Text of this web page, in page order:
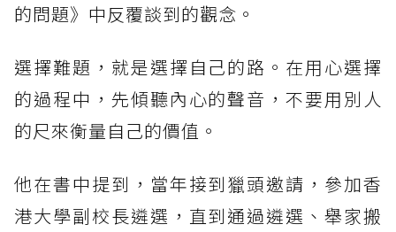
的問題》中反覆談到的觀念。
選擇難題，就是選擇自己的路。在用心選擇
的過程中，先傾聽內心的聲音，不要用別人
的尺來衡量自己的價值。
他在書中提到，當年接到獵頭邀請，參加香
港大學副校長遴選，直到通過遴選、舉家搬